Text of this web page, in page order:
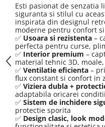
Esti pasionat de senzatia
siguranta si stilul cu
inspirata din designul
moderne pentru confort
✅ Usoara si rezistenta –
perfecta pentru curse,
✅ Interior premium –
material tehnic 3D,
✅ Ventilatie eficienta –
flux constant si confort in
✅ Viziera dubla +
adaptabila oricarei
✅ Sistem de inchidere
protectie sporita
✅ Design clasic, look